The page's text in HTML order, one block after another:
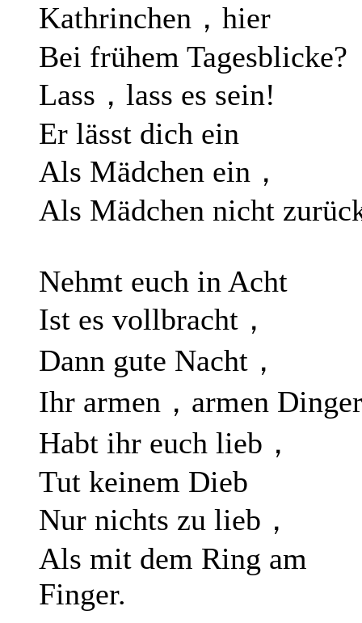
Kathrinchen，hier
Bei frühem Tagesblicke?
Lass，lass es sein!
Er lässt dich ein
Als Mädchen ein，
Als Mädchen nicht
Nehmt euch in Acht
Ist es vollbracht，
Dann gute Nacht，
Ihr armen，armen
Habt ihr euch lieb，
Tut keinem Dieb
Nur nichts zu lieb，
Als mit dem Ring am
Finger.